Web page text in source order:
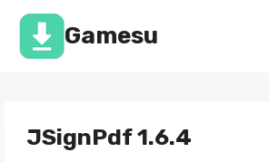
Перейти
содержимомуGamesu
JSignPdf 1.6.4